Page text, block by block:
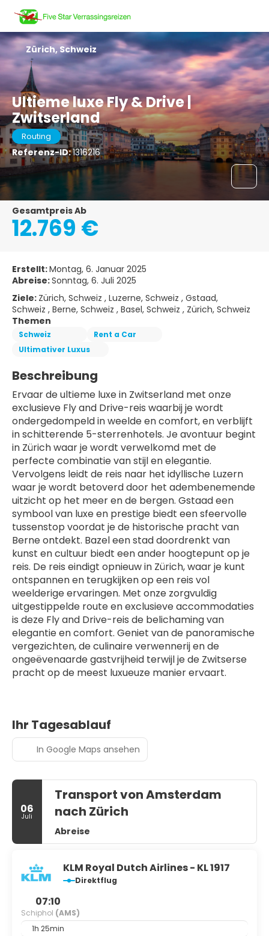
Ultieme luxe Fly & Drive |
Zwitserland
Routing
Referenz-ID:1316216
Zürich, Schweiz
Gesamtpreis Ab
12.769 €
Erstellt:Montag, 6. Januar 2025
Abreise:Sonntag, 6. Juli 2025
Ziele: Zürich, Schweiz , Luzerne, Schweiz , Gstaad,
Schweiz , Berne, Schweiz , Basel, Schweiz , Zürich, Schweiz
Themen
Schweiz
Rent a Car
Ultimativer Luxus
Beschreibung
Ervaar de ultieme luxe in Zwitserland met onze
exclusieve Fly and Drive-reis waarbij je wordt
ondergedompeld in weelde en comfort, en verblijft
in schitterende 5-sterrenhotels. Je avontuur begint
in Zürich waar je wordt verwelkomd met de
perfecte combinatie van stijl en elegantie.
Vervolgens leidt de reis naar het idyllische Luzern
waar je wordt betoverd door het adembenemende
uitzicht op het meer en de bergen. Gstaad een
symbool van luxe en prestige biedt een sfeervolle
tussenstop voordat je de historische pracht van
Berne ontdekt. Bazel een stad doordrenkt van
kunst en cultuur biedt een ander hoogtepunt op je
reis. De reis eindigt opnieuw in Zürich, waar je kunt
ontspannen en terugkijken op een reis vol
weelderige ervaringen. Met onze zorgvuldig
uitgestippelde route en exclusieve accommodaties
is deze Fly and Drive-reis de belichaming van
elegantie en comfort. Geniet van de panoramische
vergezichten, de culinaire verwennerij en de
ongeëvenaarde gastvrijheid terwijl je de Zwitserse
pracht op de meest luxueuze manier ervaart.
Ihr Tagesablauf
In Google Maps ansehen
06
Juli
Transport von Amsterdam
nach Zürich
Abreise
KLM Royal Dutch Airlines - KL 1917
Direktflug
07:10
Schiphol (AMS)
1h 25min